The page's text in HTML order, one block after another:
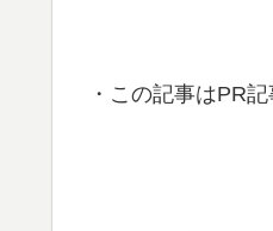
・この記事はPR